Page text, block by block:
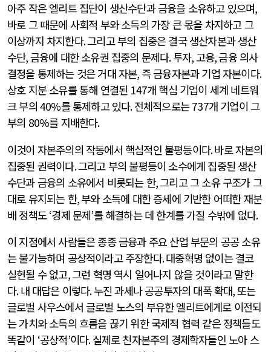
아주 작은 엘리트 집단이 생산수단과 금융을 소유하고 있으며,
바로 그 때문에 사회적 부와 소득의 가장 큰 몫을 차지하고 그
이상까지 차지한다.그리고 부의 집중은 결국 생산자본과 생산
수단,금융에 대한 소유권 집중의 문제다.투자, 고용,금융 의사
결정을 통제하는 것은 거대 자본,즉 금융자본과 기업 자본이다.
상호 지분 소유를 통해 연결된 147개 핵심 기업이 세계 네트워
크 부의 40%를 통제하고 있다.전체적으로는737개 기업이 그
부의 80%를 지배한다.
이것이 자본주의의 작동에서 핵심적인 불평등이다.바로 자본의
집중된 권력이다.그리고 부의 불평등이 소수에게 집중된 생산
수단과 금융의 소유에서 비롯되는 한,그리고 그 소유 구조가 그
대로 유지되는 한,부와 소득에 대한 증세에 기반한 어떠한 재분
배 정책도‘경제 문제’를 해결하는 데 한계를 가질 수밖에 없다.
이 지점에서 사람들은 종종 금융과 주요 산업 부문의 공공 소유
는 불가능하며 공상적이라고 주장한다.대중혁명 없이는 결코
실현될 수 없고,그런 혁명 역시 일어나지 않을 것이라고 말한
다.내 대답은 이렇다.누진 과세나 공공투자의 대폭 확대,또는
글로벌 사우스에서 글로벌 노스의 부유한 엘리트에게로 이전되
는 가치와 소득의 흐름을 끊기 위한 국제적 협력 같은 정책들도
똑같이 ‘공상적’이다.실제로 친자본주의 경제학자들인 노아 스